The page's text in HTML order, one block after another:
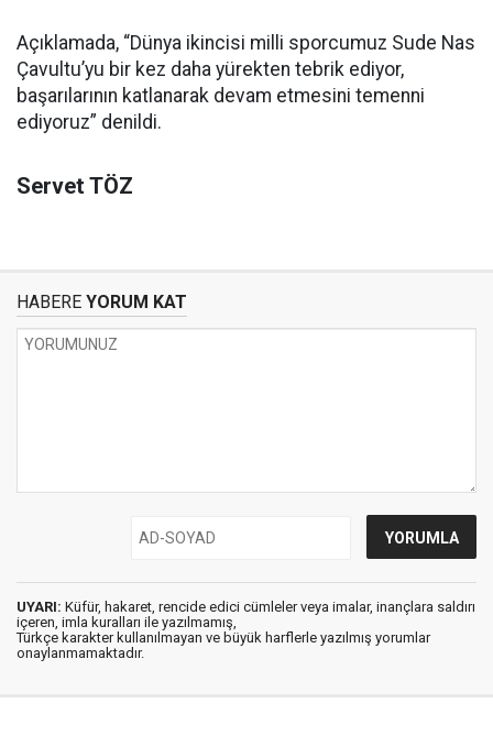
Açıklamada, “Dünya ikincisi milli sporcumuz Sude Nas
Çavultu’yu bir kez daha yürekten tebrik ediyor,
başarılarının katlanarak devam etmesini temenni
ediyoruz” denildi.
Servet TÖZ
HABERE YORUM KAT
UYARI: Küfür, hakaret, rencide edici cümleler veya imalar, inançlara saldırı
içeren, imla kuralları ile yazılmamış,
Türkçe karakter kullanılmayan ve büyük harflerle yazılmış yorumlar
onaylanmamaktadır.